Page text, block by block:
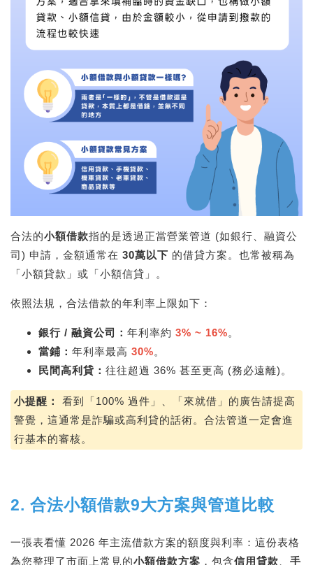
合法的小額借款指的是透過正當營業管道 (如銀行、融資公
司) 申請，金額通常在 30萬以下 的借貸方案。也常被稱為
「小額貸款」或「小額信貸」。
依照法規，合法借款的年利率上限如下：
銀行 / 融資公司： 年利率約 3% ~ 16%。
當鋪： 年利率最高 30%。
民間高利貸： 往往超過 36% 甚至更高 (務必遠離)。
小提醒：
看到「100% 過件」、「來就借」的廣告請提高
警覺，這通常是詐騙或高利貸的話術。合法管道一定會進
行基本的審核。
2. 合法小額借款9大方案與管道比較
一張表看懂 2026 年主流借款方案的額度與利率：這份表格
為您整理了市面上常見的小額借款方案 ，包含信用貸款 手